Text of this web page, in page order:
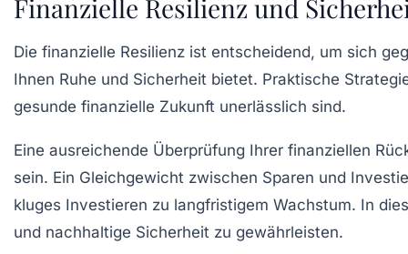
Finanzielle Resilienz und
Die finanzielle Resilienz ist entscheidend, um sich
Ihnen Ruhe und Sicherheit bietet. Praktische
gesunde finanzielle Zukunft unerlässlich sind.
Eine ausreichende Überprüfung Ihrer finanziellen
sein. Ein Gleichgewicht zwischen Sparen und
kluges Investieren zu langfristigem Wachstum. In
und nachhaltige Sicherheit zu gewährleisten.